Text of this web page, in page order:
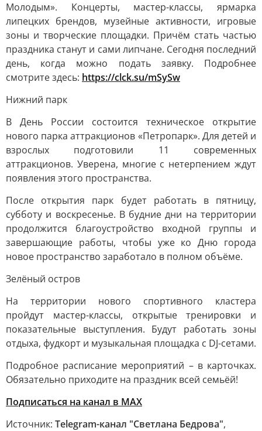
Молодым». Концерты, мастер-классы, ярмарка
липецких брендов, музейные активности, игровые
зоны и творческие площадки. Причём стать частью
праздника станут и сами липчане. Сегодня последний
день, когда можно подать заявку. Подробнее
смотрите здесь: https://clck.su/mSySw
Нижний парк
В День России состоится техническое открытие
нового парка аттракционов «Петропарк». Для детей и
взрослых подготовили 11 современных
аттракционов. Уверена, многие с нетерпением ждут
появления этого пространства.
После открытия парк будет работать в пятницу,
субботу и воскресенье. В будние дни на территории
продолжится благоустройство входной группы и
завершающие работы, чтобы уже ко Дню города
новое пространство заработало в полном объёме.
Зелёный остров
На территории нового спортивного кластера
пройдут мастер-классы, открытые тренировки и
показательные выступления. Будут работать зоны
отдыха, фудкорт и музыкальная площадка с DJ-сетами.
Подробное расписание мероприятий – в карточках.
Обязательно приходите на праздник всей семьёй!
Подписаться на канал в МАХ
Источник: Telegram-канал "Светлана Бедрова",